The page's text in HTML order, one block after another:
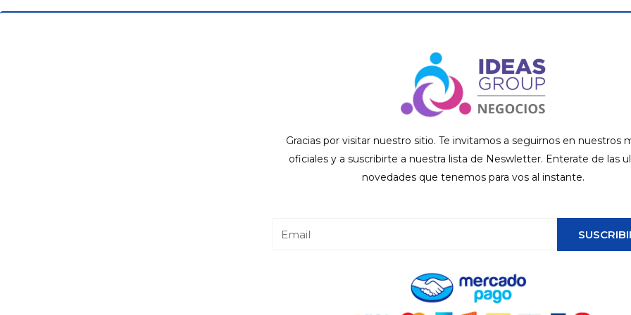
Gracias por visitar nuestro sitio. Te invitamos a seguirnos en nuestros
oficiales y a suscribirte a nuestra lista de Neswletter. Enterate de las
novedades que tenemos para vos al instante.